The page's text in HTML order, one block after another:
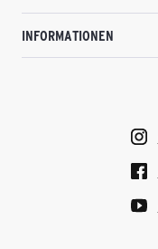
INFORMATIONEN